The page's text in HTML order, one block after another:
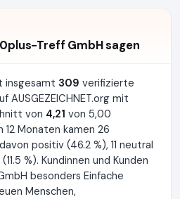
Treff GmbH sagen
insgesamt 309 verifizierte
AUSGEZEICHNET.org mit
von 4,21 von 5,00
Monaten kamen 26
positiv (46.2 %), 11 neutral
%). Kundinnen und Kunden
besonders Einfache
Menschen,